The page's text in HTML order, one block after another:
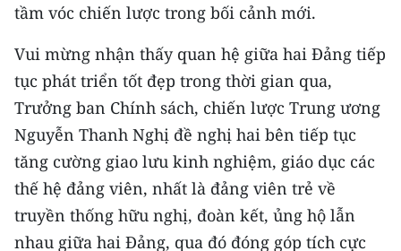
NHÂN DÂN CUỐI TUẦN
NHÂN DÂN HẰNG THÁNG
MUA BÁO
ĐỌC BÁO IN
tầm vóc chiến lược trong bối cảnh mới.
Vui mừng nhận thấy quan hệ giữa hai Đảng tiếp
tục phát triển tốt đẹp trong thời gian qua,
Trưởng ban Chính sách, chiến lược Trung ương
Nguyễn Thanh Nghị đề nghị hai bên tiếp tục
tăng cường giao lưu kinh nghiệm, giáo dục các
thế hệ đảng viên, nhất là đảng viên trẻ về
truyền thống hữu nghị, đoàn kết, ủng hộ lẫn
nhau giữa hai Đảng, qua đó đóng góp tích cực